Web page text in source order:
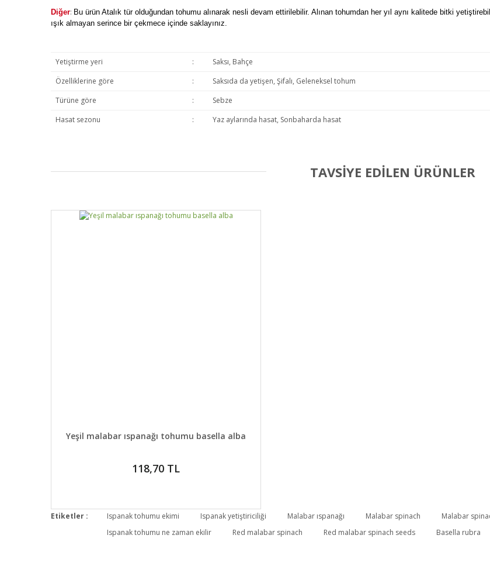
Diğer: Bu ürün Atalık tür olduğundan tohumu alınarak nesli devam ettirilebilir. Alınan tohumdan her yıl aynı kalitede bitki
ışık almayan serince bir çekmece içinde saklayınız.
Yetiştirme yeri :
Saksı, Bahçe
Özelliklerine göre
:
Saksıda da yetişen, Şifalı, Geleneksel tohum
Türüne göre
:
Sebze
Hasat sezonu
: Yaz aylarında hasat, Sonbaharda hasat
Yetişirken küçük olduğu dönemde birazcık süre istiyor. Derinden çok güçlenip uzama daha sonra oluşuyor. Bu bitkinin hem
TAVSİYE EDİLEN ÜRÜNLER
DETAYLAR SEPETE EKLE
Yeşil malabar ıspanağı tohumu basella alba
118,70 TL
Etiketler : Ispanak tohumu ekimi Ispanak yetiştiriciliği Malabar ıspanağı Malabar spinach Malabar
Ispanak tohumu ne zaman ekilir
Red malabar spinach Red malabar spinach seeds Basella rubra